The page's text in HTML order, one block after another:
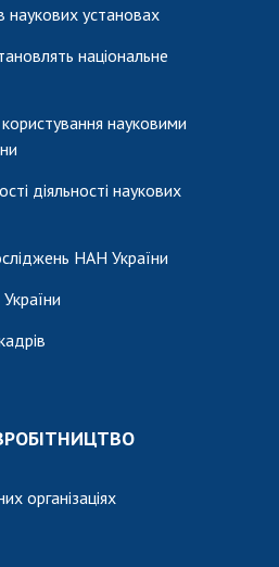
наукових установах
національне
науковими
діяльності наукових
НАН України
організаціях